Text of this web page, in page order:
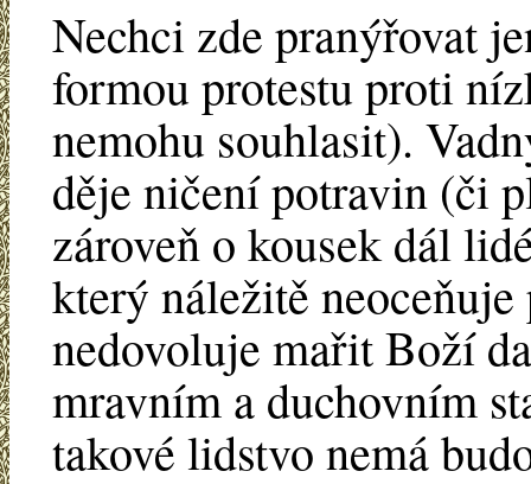
Nechci zde pranýřovat
formou protestu proti
nemohu souhlasit).
děje ničení potravin (či
zároveň o kousek dál
který náležitě
nedovoluje mařit Boží
mravním a duchovním
takové lidstvo nemá